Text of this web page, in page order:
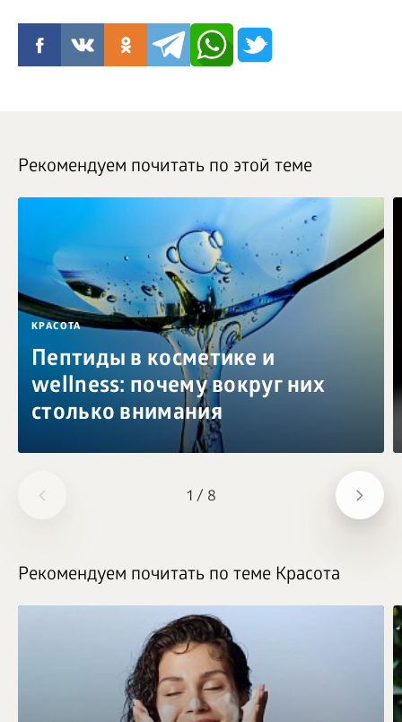
1 / 8
Рекомендуем почитать по этой теме
КРАСОТА
Пептиды в косметике и
wellness: почему вокруг них
столько внимания
Рекомендуем почитать по теме Красота